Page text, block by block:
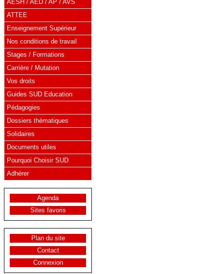
AESH / AED / AP / AVS
ATTEE
Enseignement Supérieur
Nos conditions de travail
Stages / Formations
Carrière / Mutation
Vos droits
Guides SUD Education
Pédagogies
Dossiers thématiques
Solidaires
Documents utiles
Pourquoi Choisir SUD
Adhérer
Agenda
Sites favoris
Plan du site
Contact
Connexion